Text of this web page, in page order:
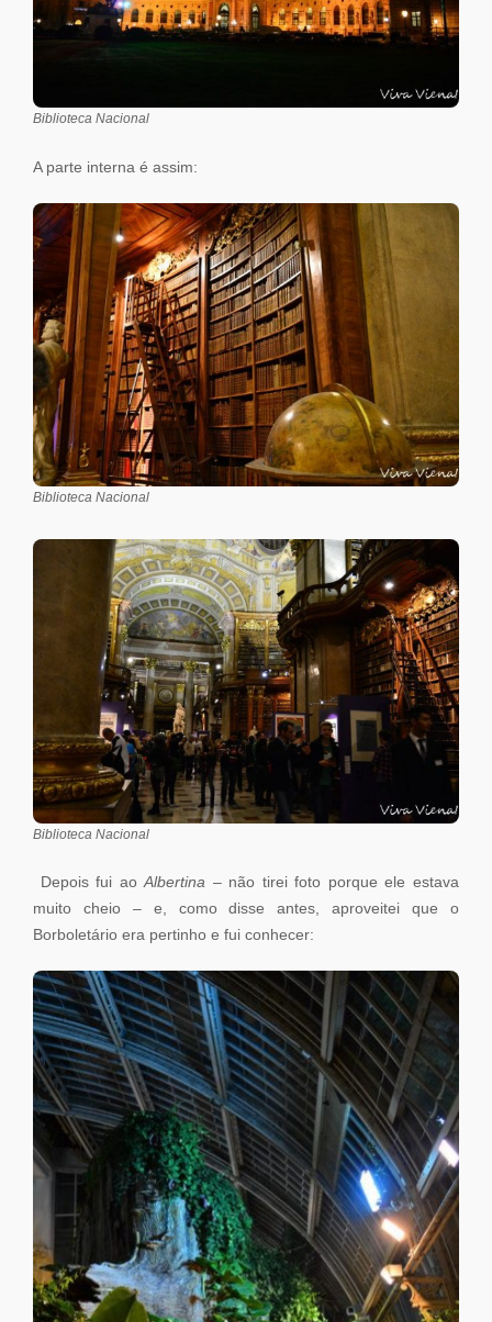
Biblioteca Nacional
A parte interna é assim:
Biblioteca Nacional
Biblioteca Nacional
Depois fui aoAlbertina – não tirei foto porque ele estava
muito cheio – e, como disse antes, aproveitei que o
Borboletário era pertinho e fui conhecer: